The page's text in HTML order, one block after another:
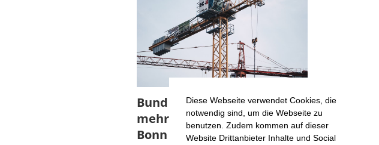
Diese Webseite verwendet Cookies, die
notwendig sind, um die Webseite zu
benutzen. Zudem kommen auf dieser
Website Drittanbieter Inhalte und Social
Bund fördert Projekt für
mehr Wohnraumflächen in
Bonn